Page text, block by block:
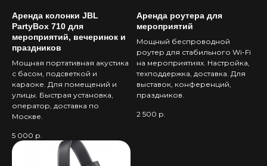
Аренда колонки JBL
PartyBox 710 для
мероприятий, вечеринок и
праздников
Мощная портативная акустика
с басом, подсветкой и
караоке. Для помещений и
улицы. Быстрая установка,
оператор, доставка по
Москве.
5 000 р.
Аренда роутера для
мероприятий
Мощный беспроводной
роутер для стабильного Wi-Fi
на мероприятиях. Настройка,
техподдержка, доставка. Для
выставок, конференций,
праздников.
2 500 р.
Игровые зоны виртуальной реальности
Каталог (скоро)
Блог
Реализованные кейсы